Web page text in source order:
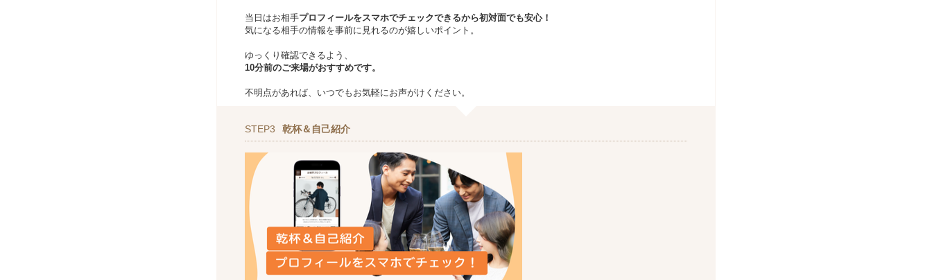
当日はお相手プロフィールをスマホでチェックできるから初対面でも安心！
気になる相手の情報を事前に見れるのが嬉しいポイント。
ゆっくり確認できるよう、
10分前のご来場がおすすめです。
不明点があれば、いつでもお気軽にお声がけください。
STEP3 乾杯＆自己紹介